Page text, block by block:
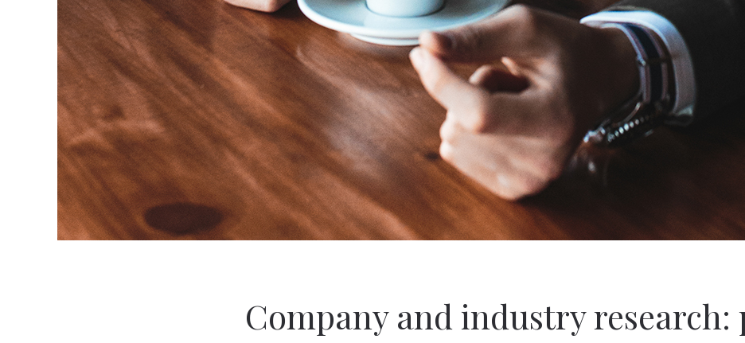
Company and industry research: